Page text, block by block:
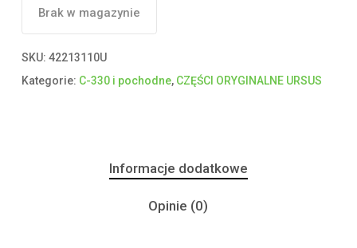
Brak w magazynie
SKU: 42213110U
Kategorie: C-330 i pochodne, CZĘŚCI ORYGINALNE URSUS
Informacje dodatkowe
Opinie (0)